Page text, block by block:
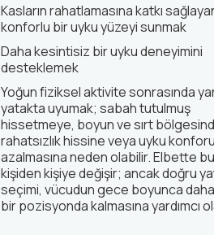
Kasların rahatlamasına katkı
konforlu bir uyku yüzeyi sunmak
Daha kesintisiz bir uyku deneyimini
desteklemek
Yoğun fiziksel aktivite sonrasında
yatakta uyumak; sabah tutulmuş
hissetmeye, boyun ve sırt
rahatsızlık hissine veya uyku
azalmasına neden olabilir. Elbette
kişiden kişiye değişir; ancak doğru
seçimi, vücudun gece boyunca
bir pozisyonda kalmasına yardımcı